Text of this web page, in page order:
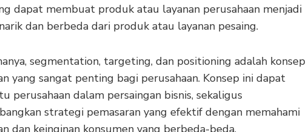
dapat membuat produk atau layanan perusahaan menjadi
dan berbeda dari produk atau layanan pesaing.
segmentation, targeting, dan positioning adalah konsep
yang sangat penting bagi perusahaan. Konsep ini dapat
perusahaan dalam persaingan bisnis, sekaligus
strategi pemasaran yang efektif dengan memahami
dan keinginan konsumen yang berbeda-beda.